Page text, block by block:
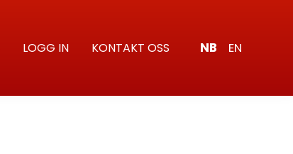
LOGG IN KONTAKT OSS NB EN